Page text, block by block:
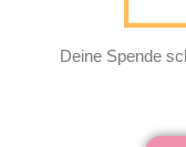
Deine Spende